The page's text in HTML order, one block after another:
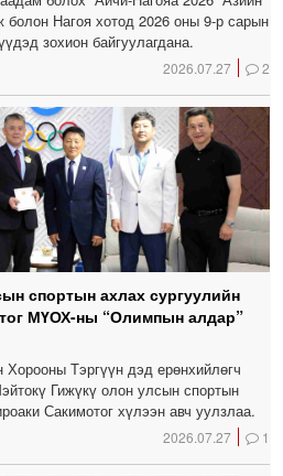
Нагоя хотод 2026 оны 9-р сарын
зохион байгуулагдана.
2026.07.27 2
спортын ахлах сургуулийн
МҮОХ-ны “Олимпын алдар”
Тэргүүн дэд ерөнхийлөгч
Гижүкү олон улсын спортын
Сакимотог хүлээн авч уулзлаа.
2026.07.27 1